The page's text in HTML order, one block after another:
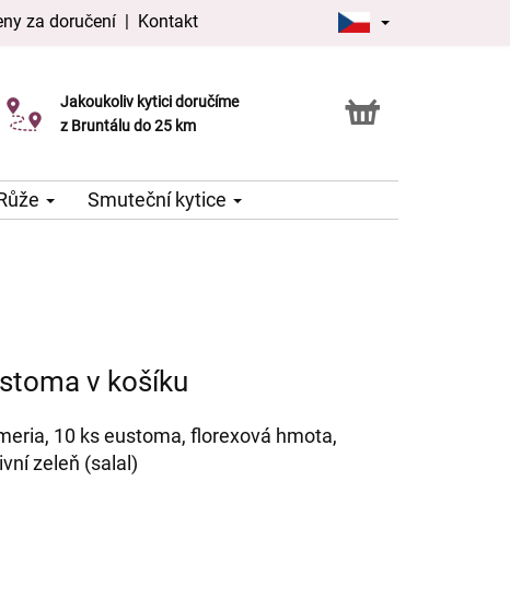
za doručení | Kontakt
Jakoukoliv kytici doručíme
z Bruntálu do 25 km
Možnost vyzvednout v naší květince
Smuteční kytice
v košíku
10 ks eustoma, florexová hmota,
zeleň (salal)